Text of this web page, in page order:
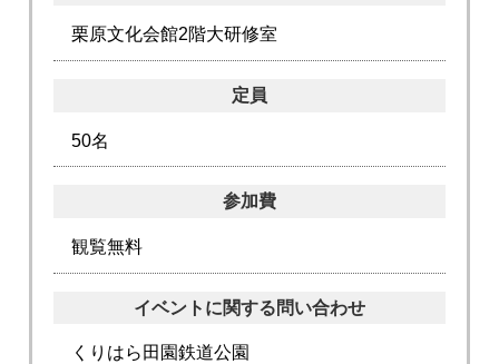
栗原文化会館2階大研修室
定員
50名
参加費
観覧無料
イベントに関する問い合わせ
くりはら田園鉄道公園